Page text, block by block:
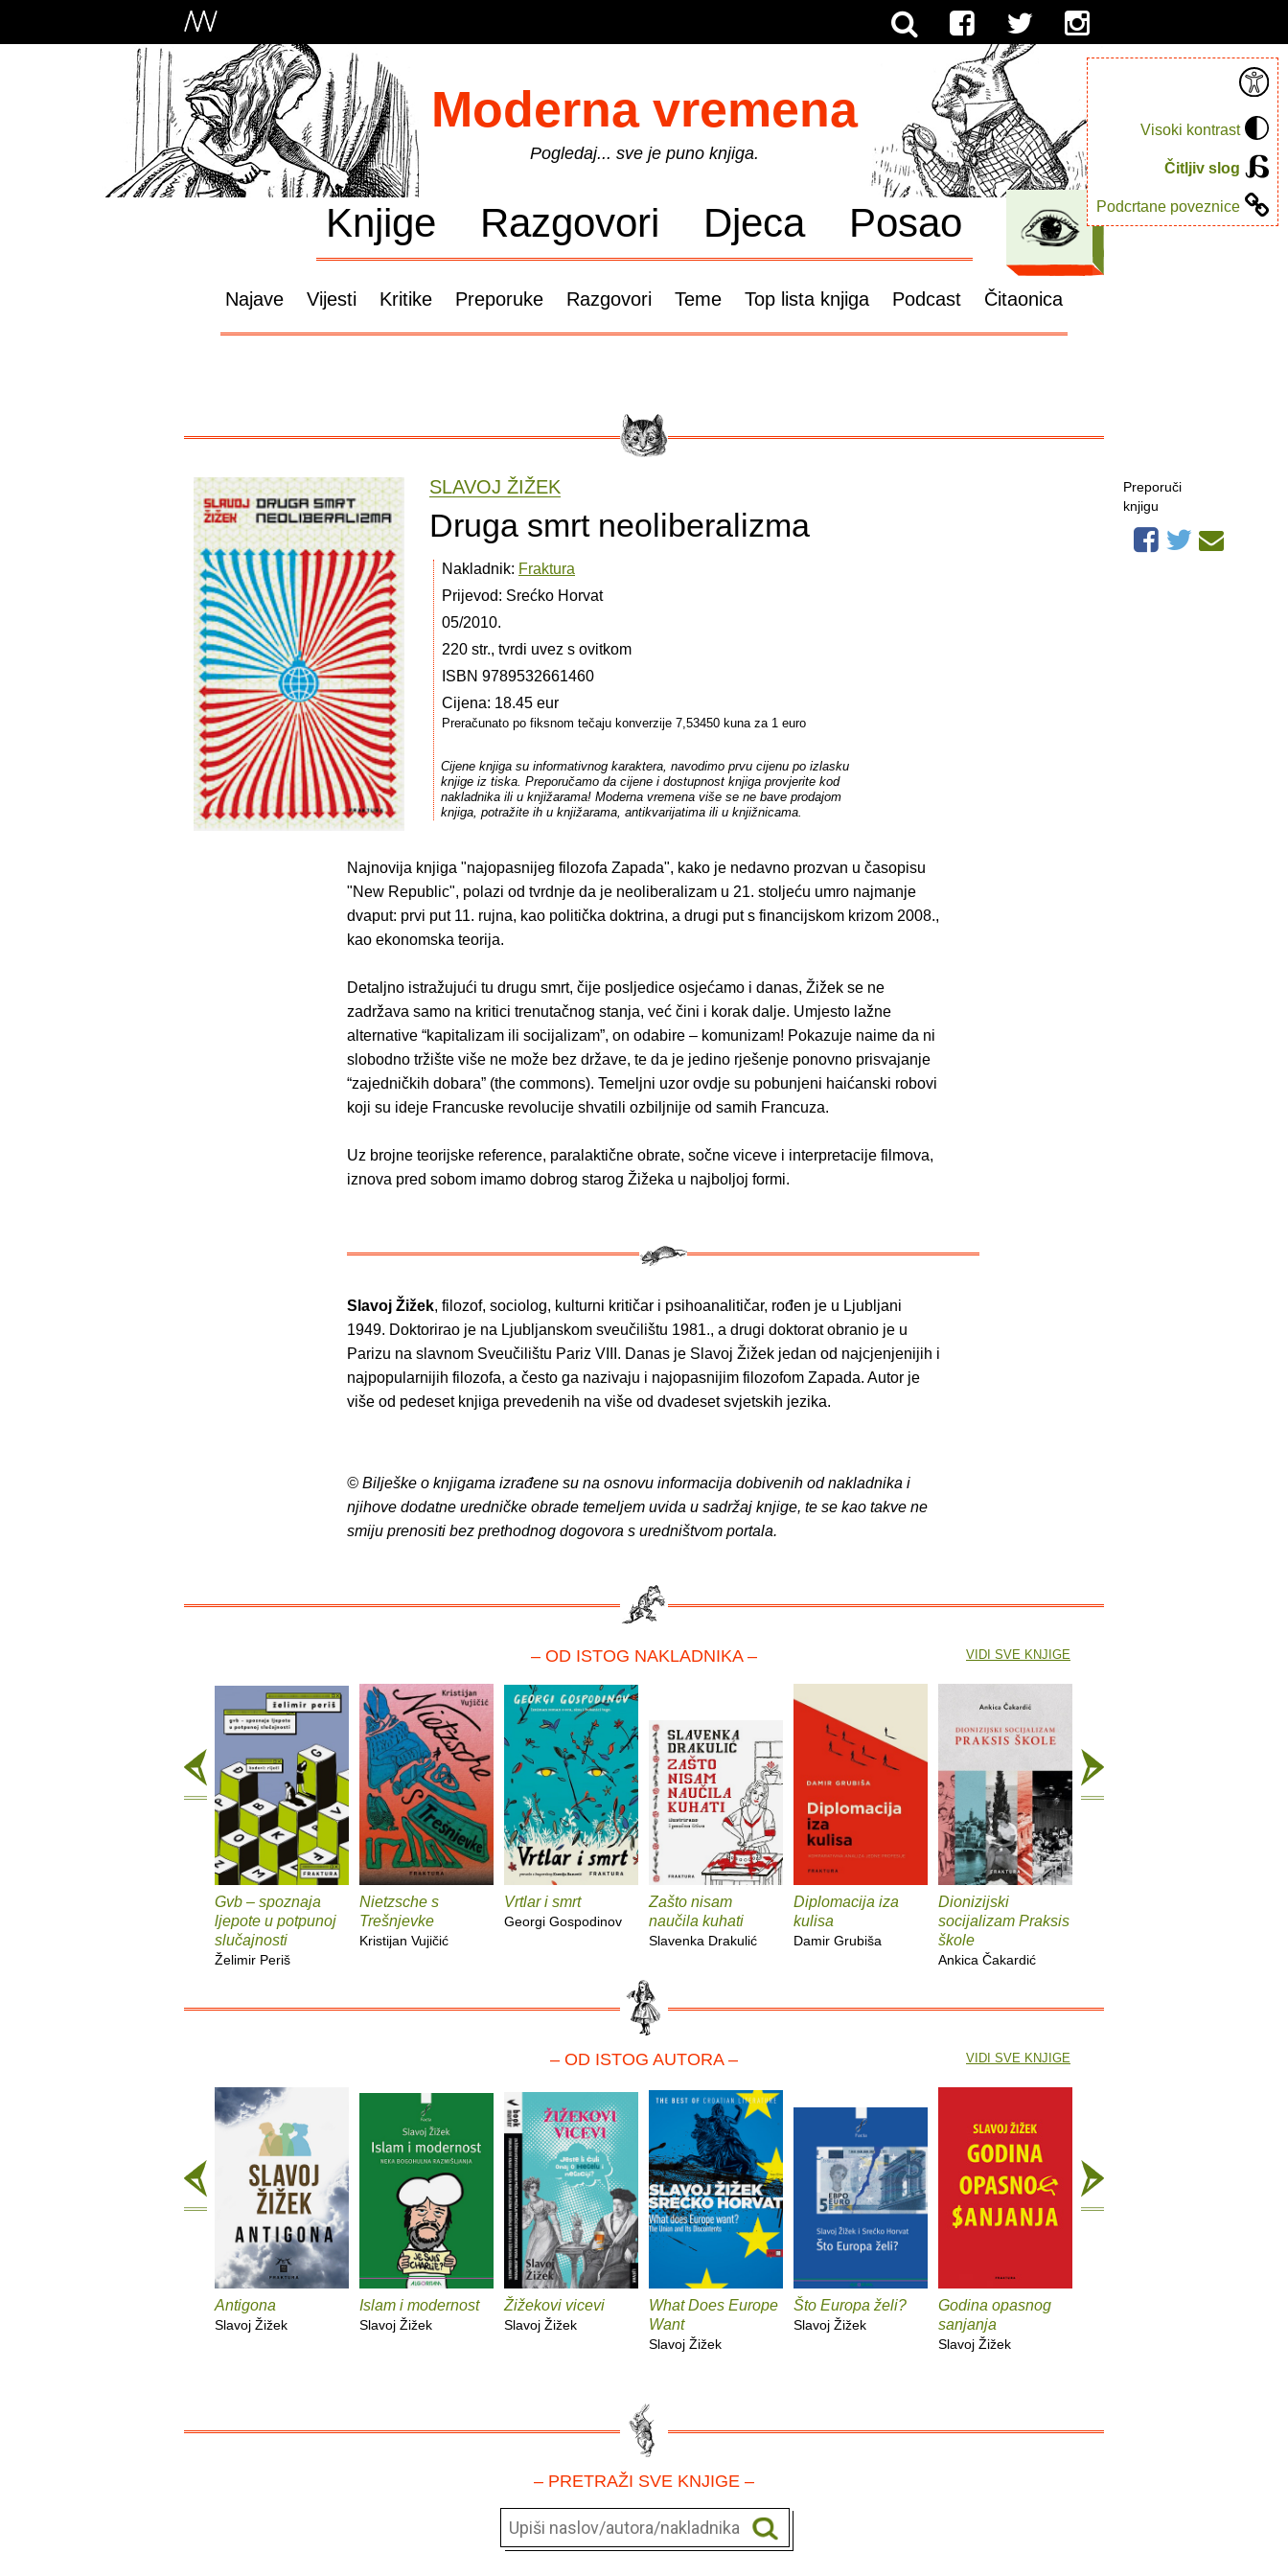
Visoki kontrast
Čitljiv slog
Podcrtane poveznice
Moderna vremena
Pogledaj... sve je puno knjiga.
Knjige Razgovori Djeca Posao
Najave Vijesti Kritike Preporuke Razgovori Teme Top lista knjiga Podcast Čitaonica
SLAVOJ ŽIŽEK
Druga smrt neoliberalizma
Nakladnik: Fraktura
Prijevod: Srećko Horvat
05/2010.
220 str., tvrdi uvez s ovitkom
ISBN 9789532661460
Cijena: 18.45 eur
Preračunato po fiksnom tečaju konverzije 7,53450 kuna za 1 euro
Cijene knjiga su informativnog karaktera, navodimo prvu cijenu po izlasku
knjige iz tiska. Preporučamo da cijene i dostupnost knjiga provjerite kod
nakladnika ili u knjižarama! Moderna vremena više se ne bave prodajom
knjiga, potražite ih u knjižarama, antikvarijatima ili u knjižnicama.
Najnovija knjiga "najopasnijeg filozofa Zapada", kako je nedavno prozvan u časopisu
"New Republic", polazi od tvrdnje da je neoliberalizam u 21. stoljeću umro najmanje
dvaput: prvi put 11. rujna, kao politička doktrina, a drugi put s financijskom krizom 2008.,
kao ekonomska teorija.
Detaljno istražujući tu drugu smrt, čije posljedice osjećamo i danas, Žižek se ne
zadržava samo na kritici trenutačnog stanja, već čini i korak dalje. Umjesto lažne
alternative “kapitalizam ili socijalizam”, on odabire – komunizam! Pokazuje naime da ni
slobodno tržište više ne može bez države, te da je jedino rješenje ponovno prisvajanje
“zajedničkih dobara” (the commons). Temeljni uzor ovdje su pobunjeni haićanski robovi
koji su ideje Francuske revolucije shvatili ozbiljnije od samih Francuza.
Uz brojne teorijske reference, paralaktične obrate, sočne viceve i interpretacije filmova,
iznova pred sobom imamo dobrog starog Žižeka u najboljoj formi.
Slavoj Žižek, filozof, sociolog, kulturni kritičar i psihoanalitičar, rođen je u Ljubljani
1949. Doktorirao je na Ljubljanskom sveučilištu 1981., a drugi doktorat obranio je u
Parizu na slavnom Sveučilištu Pariz VIII. Danas je Slavoj Žižek jedan od najcjenjenijih i
najpopularnijih filozofa, a često ga nazivaju i najopasnijim filozofom Zapada. Autor je
više od pedeset knjiga prevedenih na više od dvadeset svjetskih jezika.
© Bilješke o knjigama izrađene su na osnovu informacija dobivenih od nakladnika i
njihove dodatne uredničke obrade temeljem uvida u sadržaj knjige, te se kao takve ne
smiju prenositi bez prethodnog dogovora s uredništvom portala.
Preporuči
knjigu
– OD ISTOG NAKLADNIKA –
Gvb – spoznaja
ljepote u potpunoj
slučajnosti
Želimir Periš
Nietzsche s
Trešnjevke
Kristijan Vujičić
Vrtlar i smrt
Georgi Gospodinov
Zašto nisam
naučila kuhati
Slavenka Drakulić
Diplomacija iza
kulisa
Damir Grubiša
Dionizijski
socijalizam Praksis
škole
Ankica Čakardić
VIDI SVE KNJIGE
– OD ISTOG AUTORA –
Antigona
Slavoj Žižek
Islam i modernost
Slavoj Žižek
Žižekovi vicevi
Slavoj Žižek
What Does Europe
Want
Slavoj Žižek
Što Europa želi?
Slavoj Žižek
Godina opasnog
sanjanja
Slavoj Žižek
VIDI SVE KNJIGE
– PRETRAŽI SVE KNJIGE –